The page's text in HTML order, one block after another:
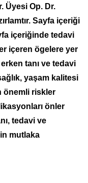
Üyesi Op. Dr.
Sayfa içeriği
içeriğinde tedavi
içeren ögelere yer
tanı ve tedavi
yaşam kalitesi
önemli riskler
önler
tedavi ve
mutlaka